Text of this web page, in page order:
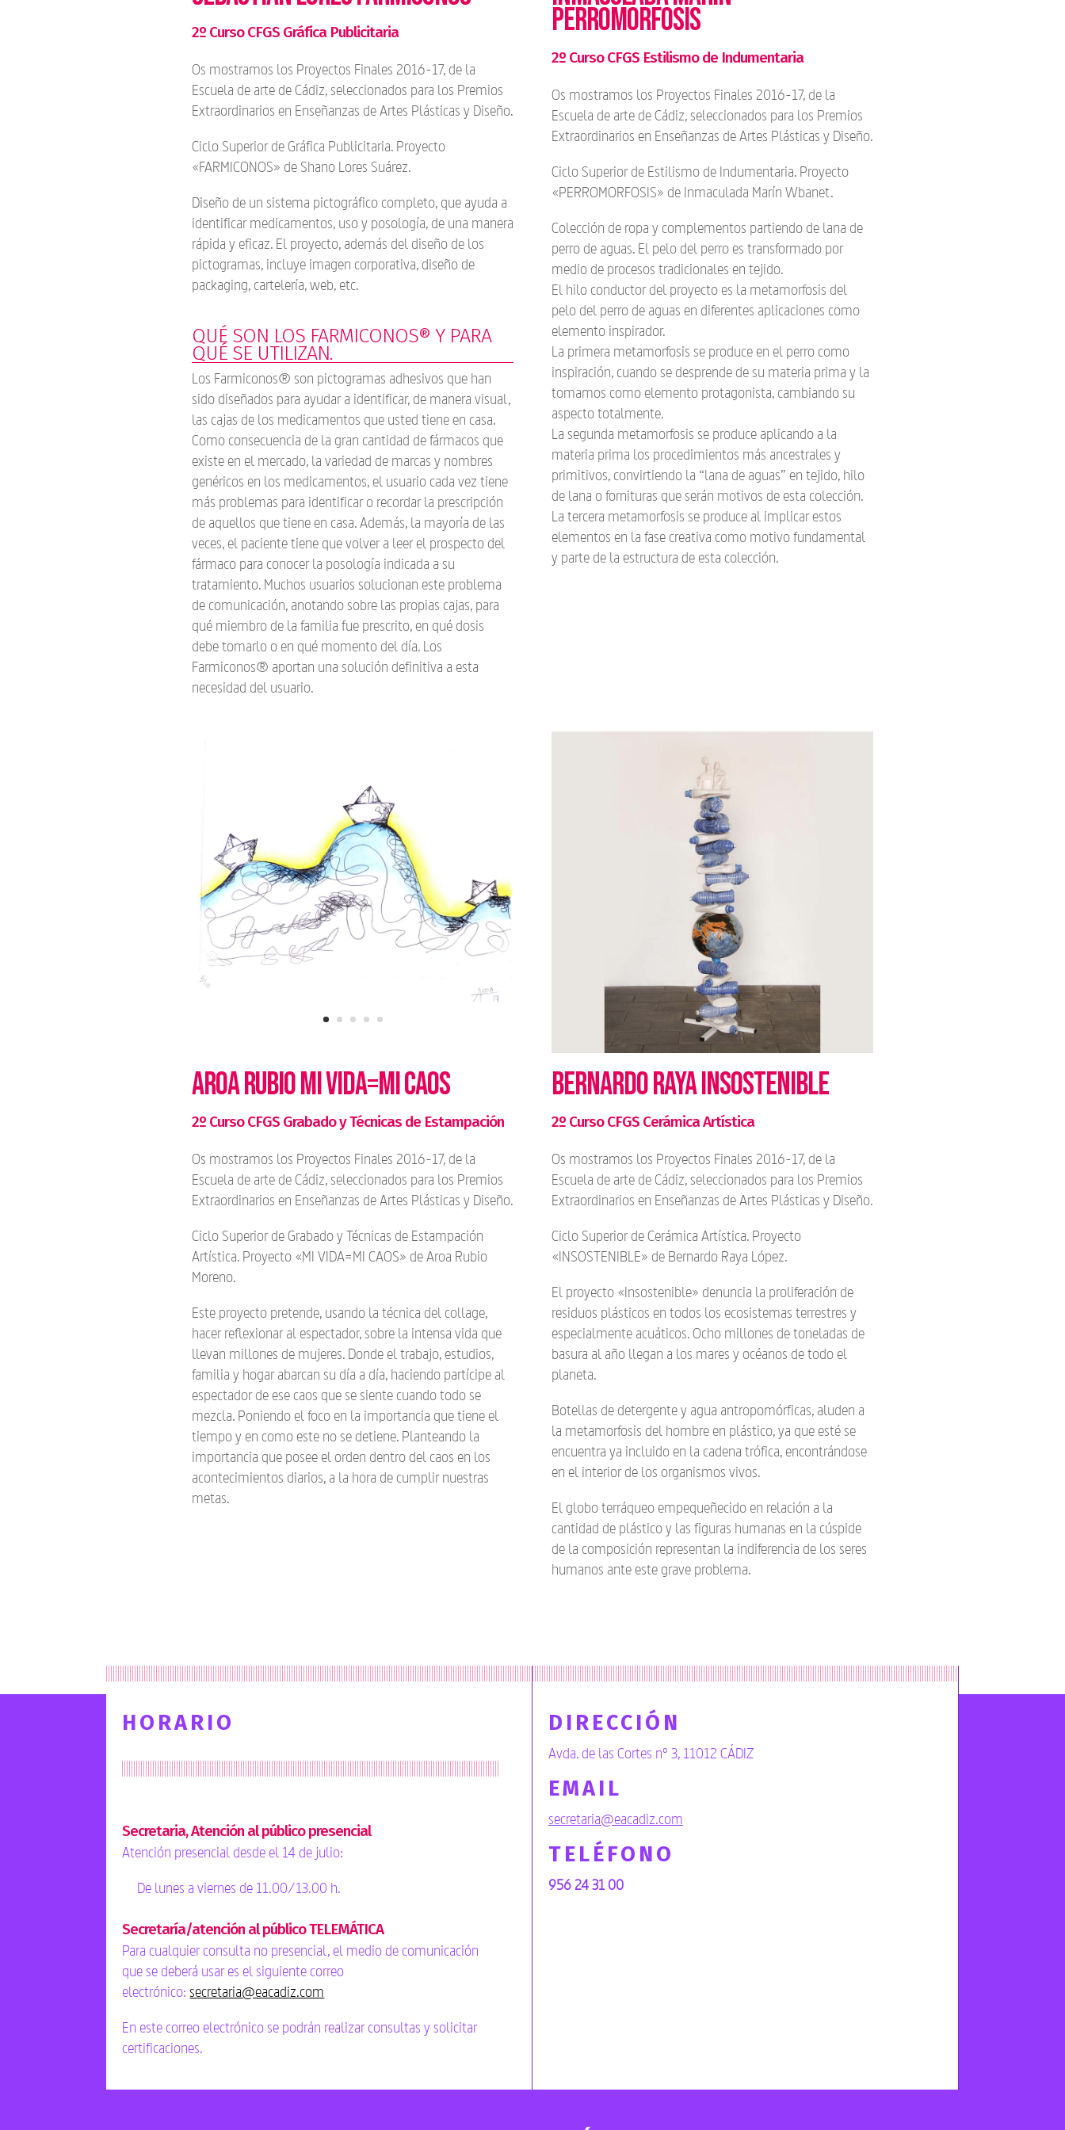
2º Curso CFGS Gráfica Publicitaria
Os mostramos los Proyectos Finales 2016-17, de la
Escuela de arte de Cádiz, seleccionados para los Premios
Extraordinarios en Enseñanzas de Artes Plásticas y Diseño.
Ciclo Superior de Gráfica Publicitaria. Proyecto
«FARMICONOS» de Shano Lores Suárez.
Diseño de un sistema pictográfico completo, que ayuda a
identificar medicamentos, uso y posología, de una manera
rápida y eficaz. El proyecto, además del diseño de los
pictogramas, incluye imagen corporativa, diseño de
packaging, cartelería, web, etc.
QUÉ SON LOS FARMICONOS® Y PARA
QUÉ SE UTILIZAN.
Los Farmiconos® son pictogramas adhesivos que han
sido diseñados para ayudar a identificar, de manera visual,
las cajas de los medicamentos que usted tiene en casa.
Como consecuencia de la gran cantidad de fármacos que
existe en el mercado, la variedad de marcas y nombres
genéricos en los medicamentos, el usuario cada vez tiene
más problemas para identificar o recordar la prescripción
de aquellos que tiene en casa. Además, la mayoría de las
veces, el paciente tiene que volver a leer el prospecto del
fármaco para conocer la posología indicada a su
tratamiento. Muchos usuarios solucionan este problema
de comunicación, anotando sobre las propias cajas, para
qué miembro de la familia fue prescrito, en qué dosis
debe tomarlo o en qué momento del día. Los
Farmiconos® aportan una solución definitiva a esta
necesidad del usuario.
PERROMORFOSIS
2º Curso CFGS Estilismo de Indumentaria
Os mostramos los Proyectos Finales 2016-17, de la
Escuela de arte de Cádiz, seleccionados para los Premios
Extraordinarios en Enseñanzas de Artes Plásticas y Diseño.
Ciclo Superior de Estilismo de Indumentaria. Proyecto
«PERROMORFOSIS» de Inmaculada Marín Wbanet.
Colección de ropa y complementos partiendo de lana de
perro de aguas. El pelo del perro es transformado por
medio de procesos tradicionales en tejido.
El hilo conductor del proyecto es la metamorfosis del
pelo del perro de aguas en diferentes aplicaciones como
elemento inspirador.
La primera metamorfosis se produce en el perro como
inspiración, cuando se desprende de su materia prima y la
tomamos como elemento protagonista, cambiando su
aspecto totalmente.
La segunda metamorfosis se produce aplicando a la
materia prima los procedimientos más ancestrales y
primitivos, convirtiendo la “lana de aguas” en tejido, hilo
de lana o fornituras que serán motivos de esta colección.
La tercera metamorfosis se produce al implicar estos
elementos en la fase creativa como motivo fundamental
y parte de la estructura de esta colección.
AROA RUBIO MI VIDA=MI CAOS
2º Curso CFGS Grabado y Técnicas de Estampación
Os mostramos los Proyectos Finales 2016-17, de la
Escuela de arte de Cádiz, seleccionados para los Premios
Extraordinarios en Enseñanzas de Artes Plásticas y Diseño.
Ciclo Superior de Grabado y Técnicas de Estampación
Artística. Proyecto «MI VIDA=MI CAOS» de Aroa Rubio
Moreno.
Este proyecto pretende, usando la técnica del collage,
hacer reflexionar al espectador, sobre la intensa vida que
llevan millones de mujeres. Donde el trabajo, estudios,
familia y hogar abarcan su día a día, haciendo partícipe al
espectador de ese caos que se siente cuando todo se
mezcla. Poniendo el foco en la importancia que tiene el
tiempo y en como este no se detiene. Planteando la
importancia que posee el orden dentro del caos en los
acontecimientos diarios, a la hora de cumplir nuestras
metas.
BERNARDO RAYA INSOSTENIBLE
2º Curso CFGS Cerámica Artística
Os mostramos los Proyectos Finales 2016-17, de la
Escuela de arte de Cádiz, seleccionados para los Premios
Extraordinarios en Enseñanzas de Artes Plásticas y Diseño.
Ciclo Superior de Cerámica Artística. Proyecto
«INSOSTENIBLE» de Bernardo Raya López.
El proyecto «Insostenible» denuncia la proliferación de
residuos plásticos en todos los ecosistemas terrestres y
especialmente acuáticos. Ocho millones de toneladas de
basura al año llegan a los mares y océanos de todo el
planeta.
Botellas de detergente y agua antropomórficas, aluden a
la metamorfosis del hombre en plástico, ya que esté se
encuentra ya incluido en la cadena trófica, encontrándose
en el interior de los organismos vivos.
El globo terráqueo empequeñecido en relación a la
cantidad de plástico y las figuras humanas en la cúspide
de la composición representan la indiferencia de los seres
humanos ante este grave problema.
HORARIO
Secretaria, Atención al público presencial
Atención presencial desde el 14 de julio:
De lunes a viernes de 11.00/13.00 h.
Secretaría/atención al público TELEMÁTICA
Para cualquier consulta no presencial, el medio de comunicación
que se deberá usar es el siguiente correo
electrónico:secretaria@eacadiz.com
En este correo electrónico se podrán realizar consultas y solicitar
certificaciones.
DIRECCIÓN
Avda. de las Cortes nº 3, 11012 CÁDIZ
EMAIL
secretaria@eacadiz.com
TELÉFONO
956 24 31 00